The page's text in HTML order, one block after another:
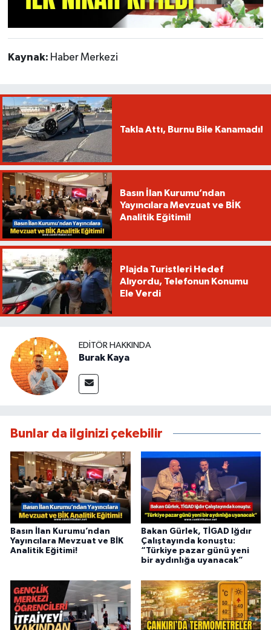
Kaynak: Haber Merkezi
Takla Attı, Burnu Bile Kanamadı!
Basın İlan Kurumu’ndan
Yayıncılara Mevzuat ve BİK
Analitik Eğitimi!
Plajda Turistleri Hedef
Alıyordu, Telefonun Konumu
Ele Verdi
EDITÖR HAKKINDA
Burak Kaya
Bunlar da ilginizi çekebilir
Basın İlan Kurumu’ndan
Yayıncılara Mevzuat ve BİK
Analitik Eğitimi!
Bakan Gürlek, TİGAD Iğdır
Çalıştayında konuştu:
“Türkiye pazar günü yeni
bir aydınlığa uyanacak”